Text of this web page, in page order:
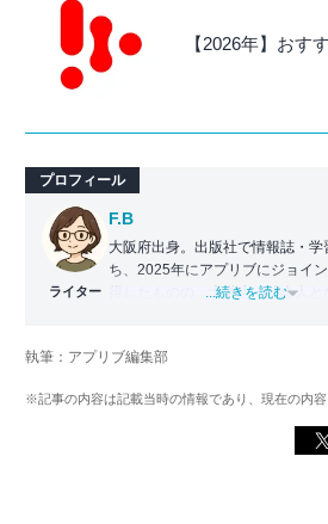
【2026年】おす
プロフィール
ライター
F.B
大阪府出身。出版社で情報誌・
ち、2025年にアプリブにジョイ
得したものの、大学生・社会人と
り添える記事を目指している。
...続きを読む
執筆：アプリブ編集部
※記事の内容は記載当時の情報であり、現在の内容